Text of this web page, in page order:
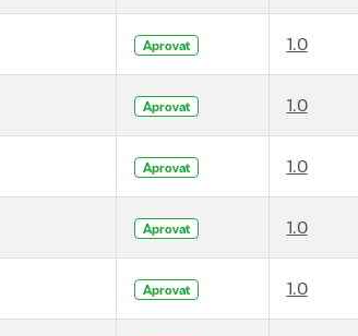
Aprovat 1.0
1.0
Aprovat 1.0
1.0
Aprovat 1.0
1.1